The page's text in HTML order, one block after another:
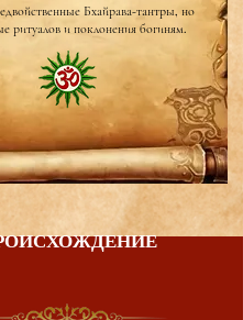
Бхайрава-тантры, но
ритуалов и поклонения богиням.